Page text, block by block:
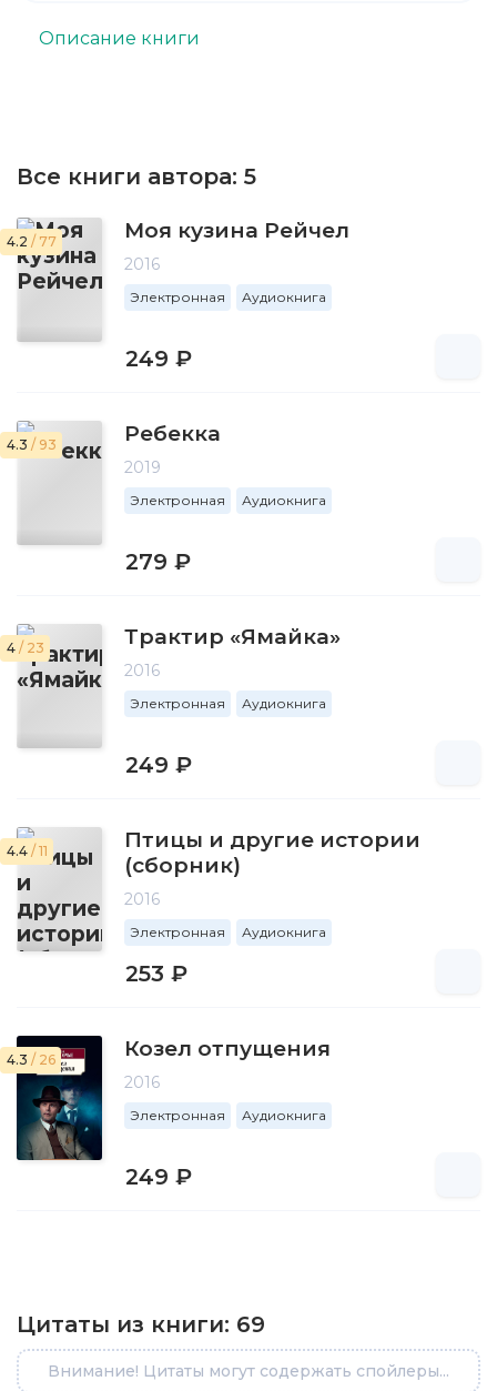
Описание книги
Все книги автора: 5
4.2 / 77 Моя кузина Рейчел
2016
Электронная Аудиокнига
249 ₽
4.3 / 93 Ребекка
2019
Электронная Аудиокнига
279 ₽
4 / 23 Трактир «Ямайка»
2016
Электронная Аудиокнига
249 ₽
4.4 / 11
Птицы и другие истории
(сборник)
2016
Электронная Аудиокнига
253 ₽
4.3 / 26 Козел отпущения
2016
Электронная Аудиокнига
249 ₽
Цитаты из книги: 69
Внимание! Цитаты могут содержать спойлеры...